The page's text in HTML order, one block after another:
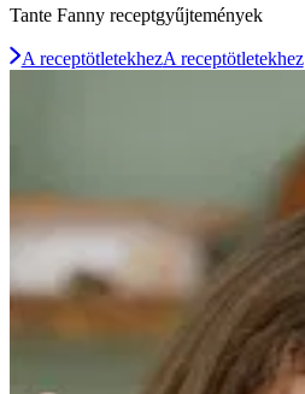
Tante Fanny receptgyűjtemények
A receptötletekhezA receptötletekhez